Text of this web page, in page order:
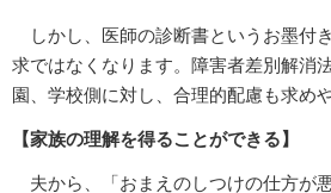
しかし、医師の診断書というお墨付
求ではなくなります。障害者差別解消
園、学校側に対し、合理的配慮も求め
【家族の理解を得ることができる】
夫から、「おまえのしつけの仕方が